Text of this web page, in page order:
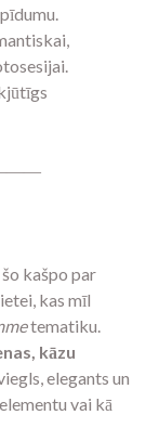
kašpo par
kas mīl
tematiku.
kāzu
elegants un
vai kā